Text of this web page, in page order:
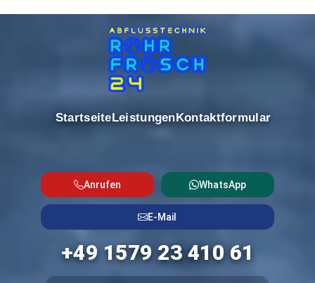
StartseiteLeistungenKontaktformular
Anrufen WhatsApp
E-Mail
+49 1579 23 410 61